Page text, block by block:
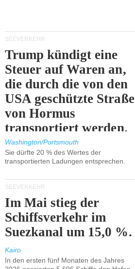
SEEVERKEHR
Trump kündigt eine
Steuer auf Waren an,
die durch die von den
USA geschützte Straße
von Hormus
transportiert werden.
Washington/Portsmouth
Sie dürfte 20 % des Wertes der
transportierten Ladungen entsprechen.
SEEVERKEHR
Im Mai stieg der
Schiffsverkehr im
Suezkanal um 15,0 %.
Kairo
In den ersten fünf Monaten des Jahres